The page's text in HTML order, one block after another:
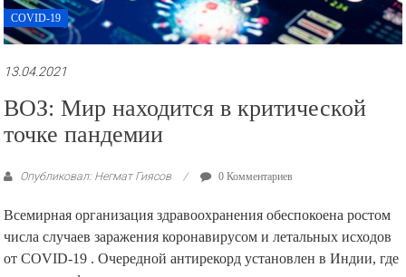
COVID-19
13.04.2021
ВОЗ: Мир находится в критической
точке пандемии
Опубликовал: Негмат Гиясов 0 Комментариев
Всемирная организация здравоохранения обеспокоена ростом
числа случаев заражения коронавирусом и летальных исходов
от COVID-19 . Очередной антирекорд установлен в Индии, где